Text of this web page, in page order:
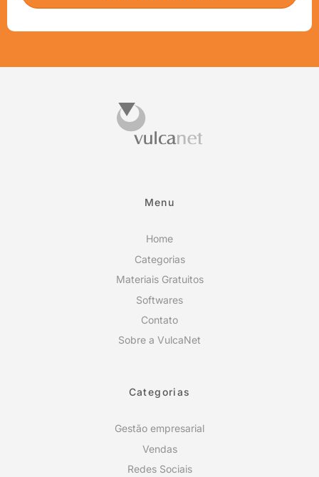
Menu
Home
Categorias
Materiais Gratuitos
Softwares
Contato
Sobre a VulcaNet
Categorias
Gestão empresarial
Vendas
Redes Sociais